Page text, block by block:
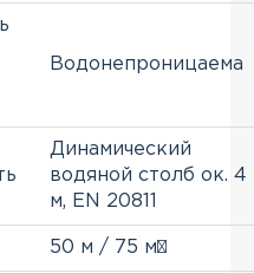
Водонепроницаема
Динамический
водяной столб ок. 4
м, EN 20811
50 м / 75 м²